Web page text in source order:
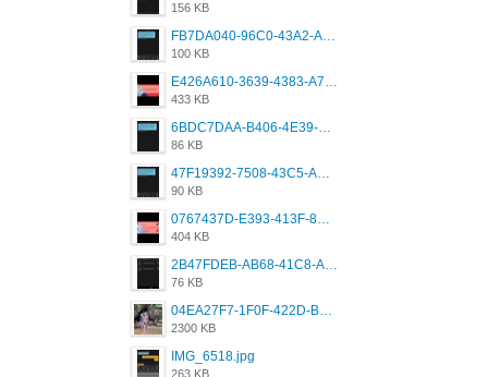
156 KB
FB7DA040-96C0-43A2-AD40-D53B0579351A.png
100 KB
E426A610-3639-4383-A7D7-C087D81557EF.png
433 KB
6BDC7DAA-B406-4E39-9CB1-07F90ABD4E77.png
86 KB
47F19392-7508-43C5-AB3A-B7CEF431CF8E.png
90 KB
0767437D-E393-413F-8E32-987A4133A001.png
404 KB
2B47FDEB-AB68-41C8-A80C-5E424F7D88C2.png
76 KB
04EA27F7-1F0F-422D-B5B0-BCC0C6A6CC83.jpeg
2300 KB
IMG_6518.jpg
263 KB